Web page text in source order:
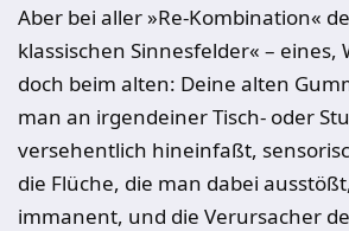
Aber bei aller »Re-Kombination«
klassischen Sinnesfelder« – eines,
doch beim alten: Deine alten
man an irgendeiner Tisch- oder
versehentlich hineinfaßt,
die Flüche, die man dabei
immanent, und die Verursacher